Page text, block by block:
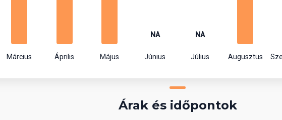
Március Április Május
NA
Június
NA
Július Augusztus
Árak és időpontok